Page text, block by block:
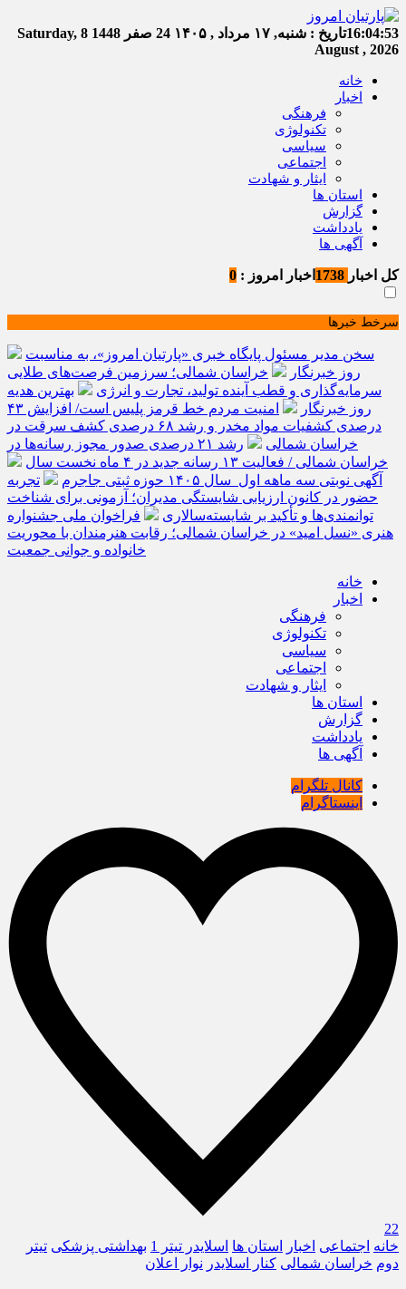
16:04:54تاریخ : شنبه, ۱۷ مرداد , ۱۴۰۵ 24 صفر 1448
Saturday, 8
August , 2026
خانه
اخبار
فرهنگی
تکنولوژی
سیاسی
اجتماعی
ایثار و شهادت
استان ها
گزارش
یادداشت
آگهی ها
کل اخبار اخبار امروز : 0
سرخط خبرها
سخن مدیر مسئول پایگاه خبری «پارتیان امروز»، به مناسبت
روز خبرنگار
خراسان شمالی؛ سرزمین فرصت‌های طلایی
سرمایه‌گذاری و قطب آینده تولید، تجارت و انرژی
بهترین هدیه
روز خبرنگار
امنیت مردم خط قرمز پلیس است/ افزایش ۴۳
درصدی کشفیات مواد مخدر و رشد ۶۸ درصدی کشف سرقت در
خراسان شمالی
رشد ۲۱ درصدی صدور مجوز رسانه‌ها در
خراسان شمالی / فعالیت ۱۳ رسانه جدید در ۴ ماه نخست سال
آگهی نوبتی سه ماهه اول سال ۱۴۰۵ حوزه ثبتی جاجرم
تجربه
حضور در کانون ارزیابی شایستگی مدیران؛ آزمونی برای شناخت
توانمندی‌ها و تأکید بر شایسته‌سالاری
فراخوان ملی جشنواره
هنری «نسل امید» در خراسان شمالی؛ رقابت هنرمندان با محوریت
خانواده و جوانی جمعیت
خانه
اخبار
فرهنگی
تکنولوژی
سیاسی
اجتماعی
ایثار و شهادت
استان ها
گزارش
یادداشت
آگهی ها
کانال تلگرام
اینستاگرام
22
خانه اجتماعی اخبار استان ها اسلایدر تیتر 1 بهداشتی پزشکی تیتر
دوم خراسان شمالی کنار اسلایدر نوار اعلان